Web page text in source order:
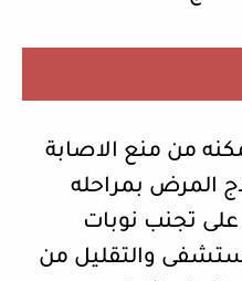
من منع الاصابة
المرض بمراحله
تجنب نوبات
والتقليل من